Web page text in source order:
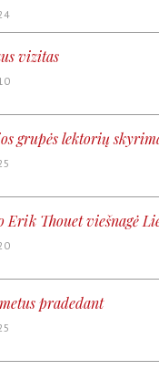
vizitas
grupės lektorių
Erik Thouet viešnagė
pradedant